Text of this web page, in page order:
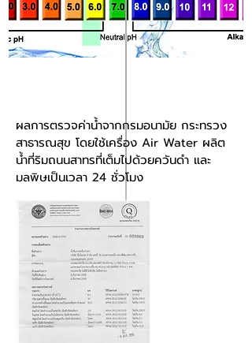
ผลการตรวจค่าน้ำจากกรมอนามัย กระทรวง
สาธารณสุข โดยใช้เครื่อง Air Water ผลิต
น้ำที่ริมถนนสาทรที่เต็มไปด้วยควันดำ และ
มลพิษเป็นเวลา 24 ชั่วโมง